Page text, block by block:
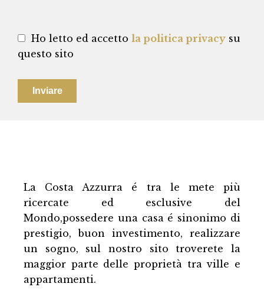
Ho letto ed accetto la politica privacy su
questo sito
Inviare
La Costa Azzurra é tra le mete più
ricercate ed esclusive del
Mondo,possedere una casa é sinonimo di
prestigio, buon investimento, realizzare
un sogno, sul nostro sito troverete la
maggior parte delle proprietà tra ville e
appartamenti.